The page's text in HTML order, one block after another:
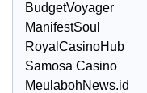
BudgetVoyager
ManifestSoul
RoyalCasinoHub
Samosa Casino
MeulabohNews.id